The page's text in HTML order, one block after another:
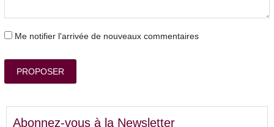
Me notifier l'arrivée de nouveaux commentaires
PROPOSER
Abonnez-vous à la Newsletter